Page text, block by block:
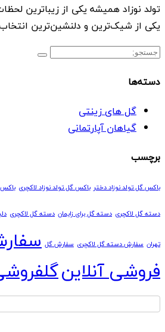
تولد نوزاد همیشه یکی از زیباترین
یکی از شیک‌ترین و دلنشین‌ترین
دسته‌ها
گل های زینتی
گیاهان آپارتمانی
برچسب
باکس گل تولد نوزاد دختر باکس گل تولد نوزاد لاکچری باکس
دسته گل لاکچری دسته گل برای زایمان دسته گل لاکچری
تهران سفارش دسته گل لاکچری سفارش گل
فروشی آنلاین